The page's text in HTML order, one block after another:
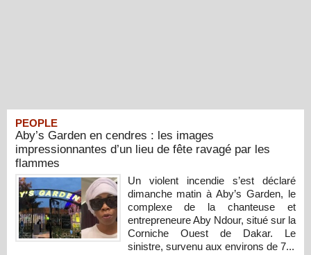
PEOPLE
Aby’s Garden en cendres : les images
impressionnantes d’un lieu de fête ravagé par les
flammes
Un violent incendie s’est déclaré
dimanche matin à Aby’s Garden, le
complexe de la chanteuse et
entrepreneure Aby Ndour, situé sur la
Corniche Ouest de Dakar. Le
sinistre, survenu aux environs de 7...